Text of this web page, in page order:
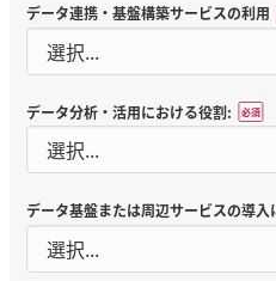
データ連携・基盤構築サービスの利用
データ分析・活用における役割:
データ基盤または周辺サービスの導入